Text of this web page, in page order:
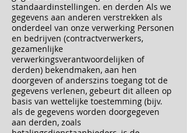
standaardinstellingen. en derden Als we
gegevens aan anderen verstrekken als
onderdeel van onze verwerking Personen
en bedrijven (contractverwerkers,
gezamenlijke
verwerkingsverantwoordelijken of
derden) bekendmaken, aan hen
doorgeven of anderszins toegang tot de
gegevens verlenen, gebeurt dit alleen op
basis van wettelijke toestemming (bijv.
als de gegevens worden doorgegeven
aan derden, zoals